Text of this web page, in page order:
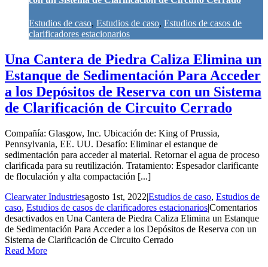
Estudios de caso, Estudios de caso, Estudios de casos de
clarificadores estacionarios
Una Cantera de Piedra Caliza Elimina un
Estanque de Sedimentación Para Acceder
a los Depósitos de Reserva con un Sistema
de Clarificación de Circuito Cerrado
Compañía: Glasgow, Inc. Ubicación de: King of Prussia,
Pennsylvania, EE. UU. Desafío: Eliminar el estanque de
sedimentación para acceder al material. Retornar el agua de proceso
clarificada para su reutilización. Tratamiento: Espesador clarificante
de floculación y alta compactación [...]
Clearwater Industriesagosto 1st, 2022|Estudios de caso, Estudios de
caso, Estudios de casos de clarificadores estacionarios|Comentarios
desactivados en Una Cantera de Piedra Caliza Elimina un Estanque
de Sedimentación Para Acceder a los Depósitos de Reserva con un
Sistema de Clarificación de Circuito Cerrado
Read More